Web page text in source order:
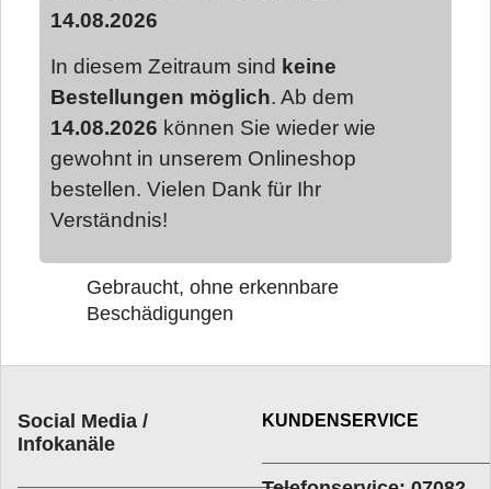
14.08.2026
In diesem Zeitraum sind keine
Bestellungen möglich. Ab dem
14.08.2026 können Sie wieder wie
gewohnt in unserem Onlineshop
bestellen. Vielen Dank für Ihr
Verständnis!
Gebraucht, ohne erkennbare
Beschädigungen
Social Media /
Infokanäle
_________________________
KUNDENSERVICE